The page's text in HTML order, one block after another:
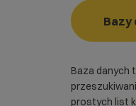
Bazy
Baza danych
prostych list